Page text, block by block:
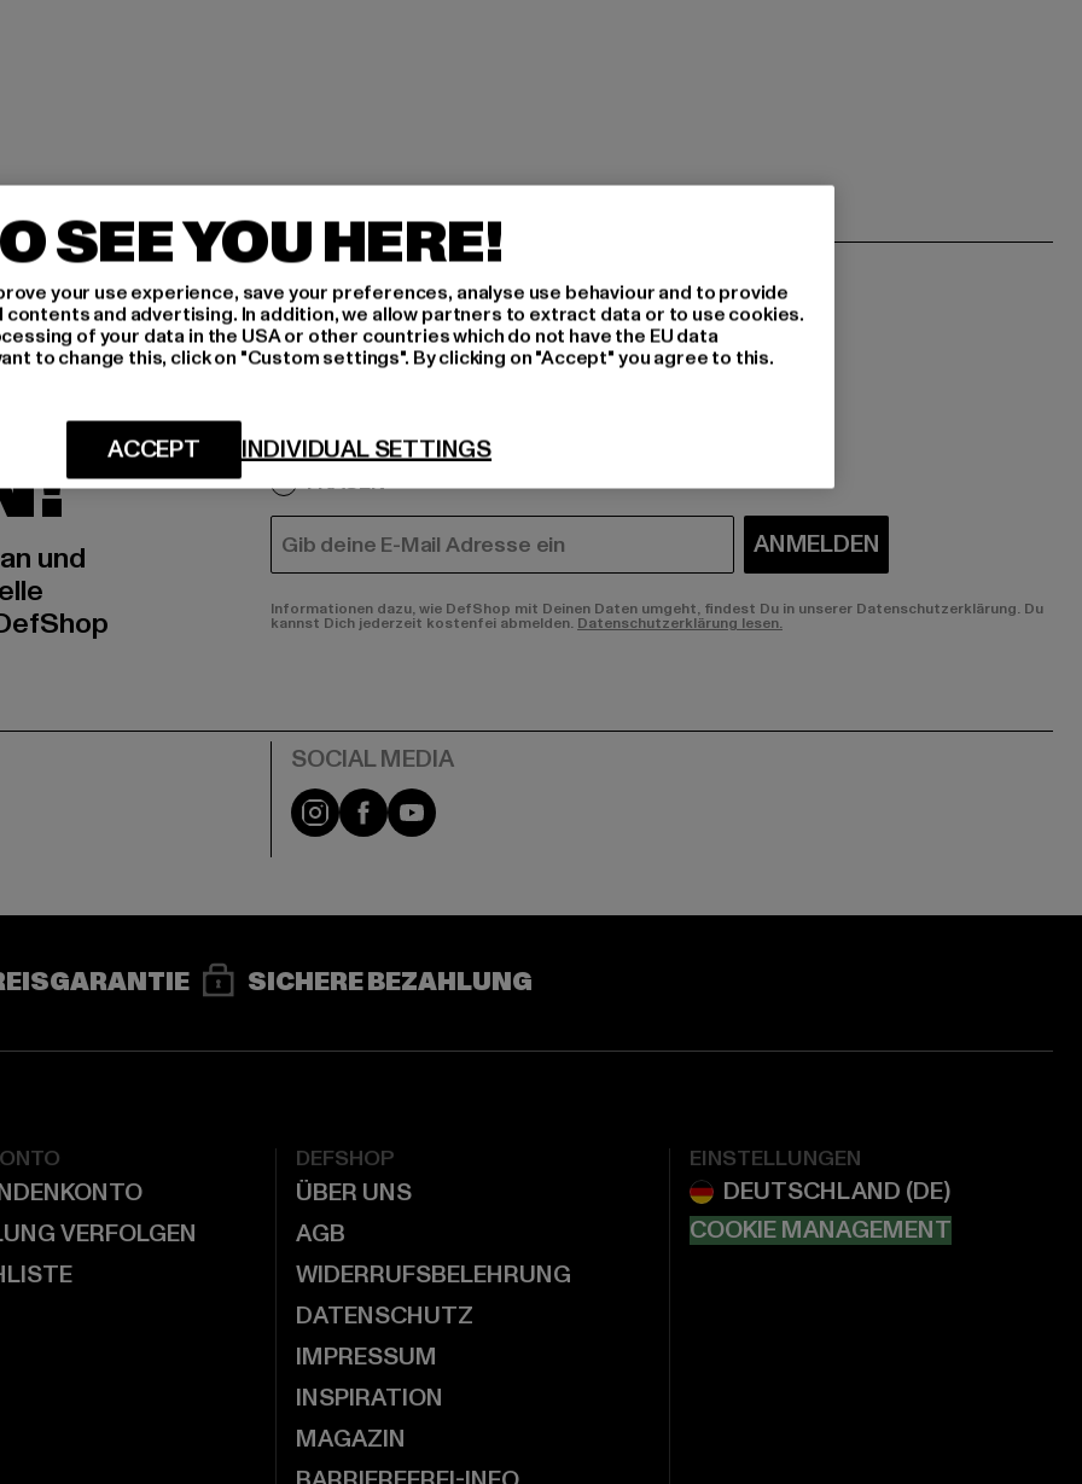
AN,
und
MÄNNER
FRAUEN
E-MAIL ANMELDEN
Informationen dazu, wie DefShop mit Deinen Daten umgeht, findest Du in unserer Datenschutzerklärung. Du
kannst Dich jederzeit kostenfei abmelden. Datenschutzerklärung lesen.
Instagram
FacebookYouTube
SICHERE BEZAHLUNG
VERFOLGEN
DEFSHOP
ÜBER UNS
AGB
WIDERRUFSBELEHRUNG
DATENSCHUTZ
IMPRESSUM
INSPIRATION
MAGAZIN
EINSTELLUNGEN
COOKIE MANAGEMENT
SEE YOU HERE!
your use experience, save your preferences, analyse use behaviour and to provide
and advertising. In addition, we allow partners to extract data or to use cookies.
of your data in the USA or other countries which do not have the EU data
to change this, click on "Custom settings". By clicking on "Accept" you agree to this.
INDIVIDUAL SETTINGS
ACCEPT